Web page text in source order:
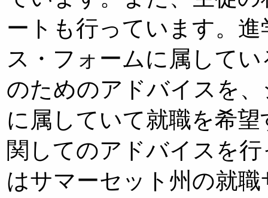
ートも行っています。
ス・フォームに属して
のためのアドバイスを
に属していて就職を希
関してのアドバイスを
はサマーセット州の就